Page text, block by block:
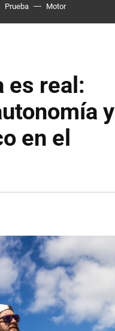
Prueba Motor
es real:
y
en el